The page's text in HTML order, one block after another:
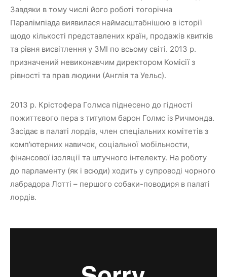
Завдяки в тому числі його роботі тогорічна
Паралімпіада виявилася наймасштабнішою в історії
щодо кількості представлених країн, продажів квитків
та рівня висвітлення у ЗМІ по всьому світі. 2013 р.
призначений невиконавчим директором Комісії з
рівності та прав людини (Англія та Уельс).
2013 р. Крістофера Голмса піднесено до гідності
пожиттєвого пера з титулом барон Голмс із Ричмонда.
Засідає в палаті лордів, член спеціальних комітетів з
комп’ютерних навичок, соціальної мобільности,
фінансової ізоляції та штучного інтелекту. На роботу
до парламенту (як і всюди) ходить у супроводі чорного
лабрадора Лотті – першого собаки-поводиря в палаті
лордів.